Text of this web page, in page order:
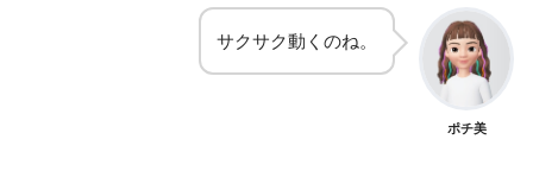
サクサク動くのね。
ポチ美